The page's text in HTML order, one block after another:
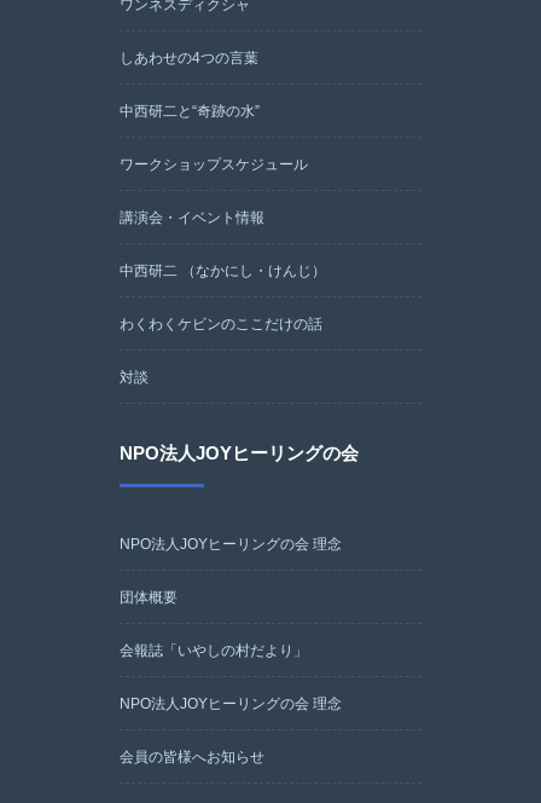
ワンネスディクシャ
しあわせの4つの言葉
中西研二と“奇跡の水”
ワークショップスケジュール
講演会・イベント情報
中西研二 （なかにし・けんじ）
わくわくケビンのここだけの話
対談
NPO法人JOYヒーリングの会
NPO法人JOYヒーリングの会 理念
団体概要
会報誌「いやしの村だより」
NPO法人JOYヒーリングの会 理念
会員の皆様へお知らせ